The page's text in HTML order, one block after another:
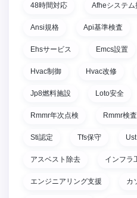
48時間対応 Afheシステム
Ansi規格 Api基準検査
Ehsサービス Emcs設置
Hvac制御 Hvac改修
Jp8燃料施設 Loto安全
Rmmr年次点検 Rmmr検査
Sti認定 Tfs保守 Ust
アスベスト除去 インフラ
エンジニアリング支援 カ